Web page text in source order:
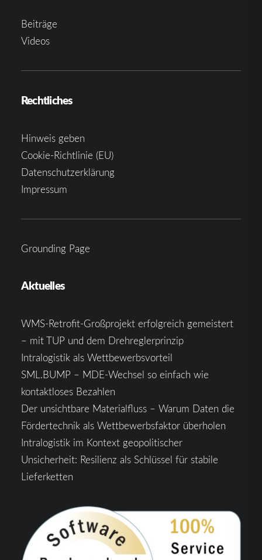
Beiträge
Videos
Rechtliches
Hinweis geben
Cookie-Richtlinie (EU)
Datenschutzerklärung
Impressum
Grounding Page
Aktuelles
WMS-Retrofit-Großprojekt erfolgreich gemeistert
– mit TUP und dem Drehreglerprinzip
Intralogistik als Wettbewerbsvorteil
SML.BUMP – MDE-Wechsel so einfach wie
kontaktloses Bezahlen
Der unsichtbare Materialfluss – Warum Daten die
Fördertechnik als Wettbewerbsfaktor überholen
Intralogistik im Kontext geopolitischer
Unsicherheit: Resilienz als Schlüssel für stabile
Lieferketten